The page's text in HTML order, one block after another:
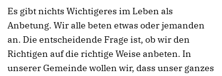
Es gibt nichts Wichtigeres im Leben als
Anbetung. Wir alle beten etwas oder jemanden
an. Die entscheidende Frage ist, ob wir den
Richtigen auf die richtige Weise anbeten. In
unserer Gemeinde wollen wir, dass unser ganzes